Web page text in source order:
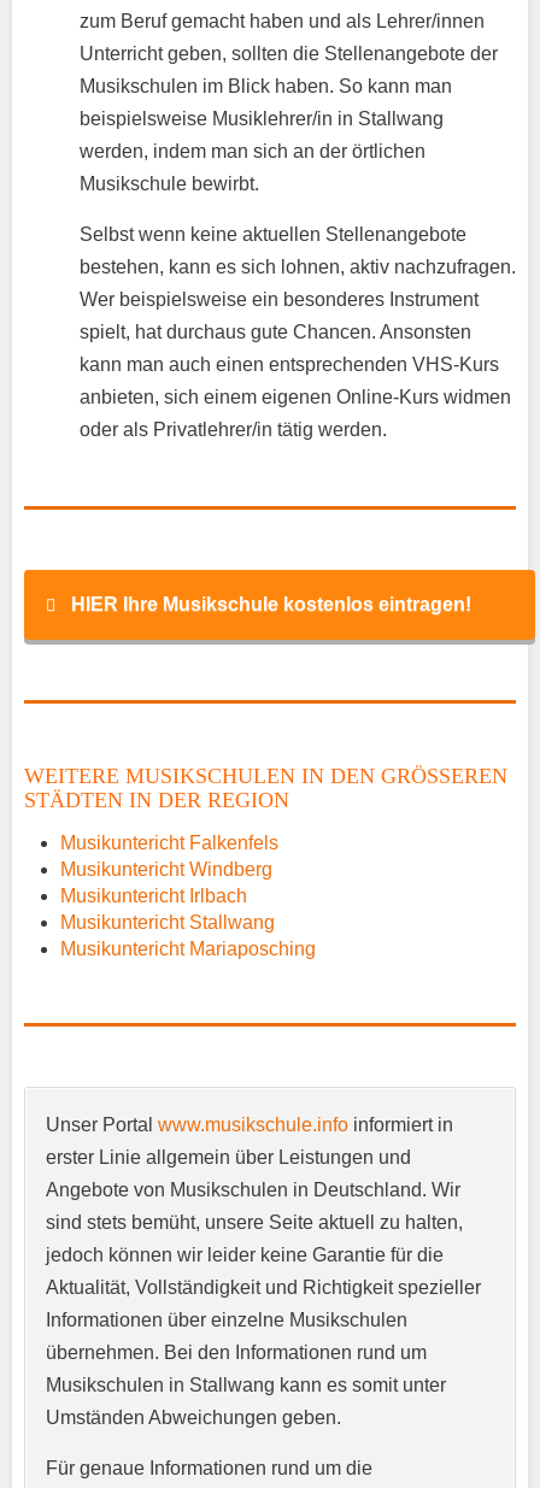
zum Beruf gemacht haben und als Lehrer/innen
Unterricht geben, sollten die Stellenangebote der
Musikschulen im Blick haben. So kann man
beispielsweise Musiklehrer/in in Stallwang
werden, indem man sich an der örtlichen
Musikschule bewirbt.
Selbst wenn keine aktuellen Stellenangebote
bestehen, kann es sich lohnen, aktiv nachzufragen.
Wer beispielsweise ein besonderes Instrument
spielt, hat durchaus gute Chancen. Ansonsten
kann man auch einen entsprechenden VHS-Kurs
anbieten, sich einem eigenen Online-Kurs widmen
oder als Privatlehrer/in tätig werden.
HIER Ihre Musikschule kostenlos eintragen!
Anschrift
E-Mail-Adresse*
WEITERE MUSIKSCHULEN IN DEN GRÖSSEREN S
TÄDTEN IN DER REGION
Musikuntericht Falkenfels
Musikuntericht Windberg
Musikuntericht Irlbach
Musikuntericht Stallwang
Musikuntericht Mariaposching
Unser Portal www.musikschule.info informiert in
erster Linie allgemein über Leistungen und
Angebote von Musikschulen in Deutschland. Wir
sind stets bemüht, unsere Seite aktuell zu halten,
jedoch können wir leider keine Garantie für die
Aktualität, Vollständigkeit und Richtigkeit spezieller
Informationen über einzelne Musikschulen
übernehmen. Bei den Informationen rund um
Musikschulen in Stallwang kann es somit unter
Umständen Abweichungen geben.
Für genaue Informationen rund um die